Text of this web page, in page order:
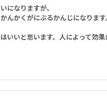
になりますが、
んかくがにぶるかんじになります。
いいと思います。人によって効